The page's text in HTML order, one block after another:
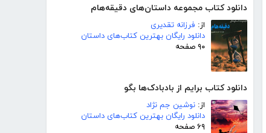
دانلود کتاب مجموعه داستان‌های دقیقه‌هام
از: فرزانه تقدیری
دانلود رایگان بهترین کتاب‌های داستان
۹۰ صفحه
دانلود کتاب برایم از بادبادک‌ها بگو
از: نوشین جم نژاد
دانلود رایگان بهترین کتاب‌های داستان
۶۹ صفحه